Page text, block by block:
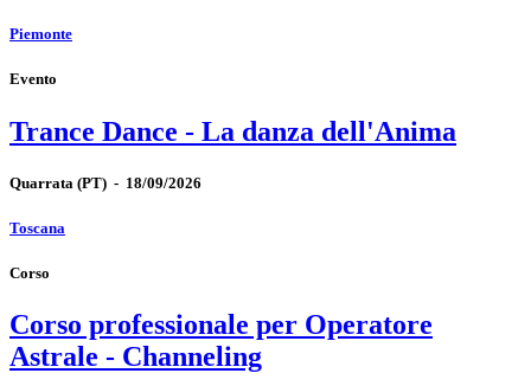
Piemonte
Evento
Trance Dance - La danza dell'Anima
Quarrata (PT) - 18/09/2026
Toscana
Corso
Corso professionale per Operatore
Astrale - Channeling